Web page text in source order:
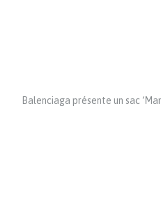
Balenciaga présente un sac